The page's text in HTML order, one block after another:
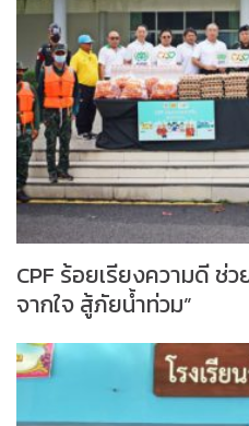
CPF ร้อยเรียงความดี ช่
จากใจ สู้ภัยน้ำท่วม”